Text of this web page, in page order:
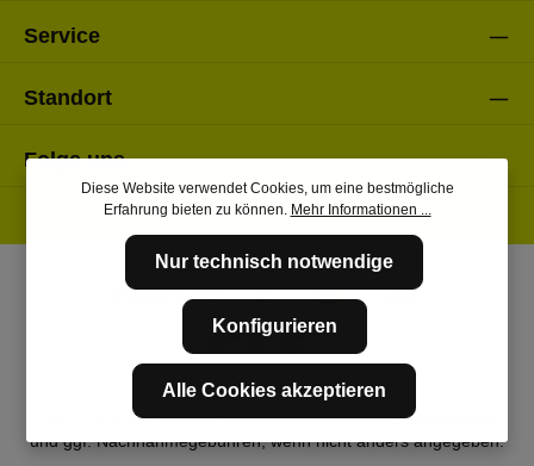
Service
Standort
Folge uns
* Alle Preise inkl. gesetzl. Mehrwertsteuer zzgl.Versandkosten
und ggf. Nachnahmegebühren, wenn nicht anders angegeben.
Diese Website verwendet Cookies, um eine bestmögliche
Erfahrung bieten zu können. Mehr Informationen ...
Nur technisch notwendige
Konfigurieren
Alle Cookies akzeptieren